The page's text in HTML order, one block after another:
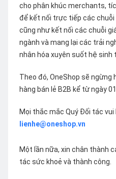
cho phân khúc merchants,
để kết nối trực tiếp các
cũng như kết nối các chuỗi
ngành và mang lại các trải
nhân hóa xuyên suốt hệ sinh
Theo đó, OneShop sẽ ngừng
hàng bán lẻ B2B kể từ ngày
Mọi thắc mắc Quý Đối tác vui
lienhe@oneshop.vn
Một lần nữa, xin chân thành
tác sức khoẻ và thành công.